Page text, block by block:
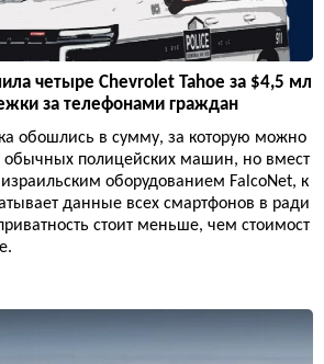
четыре Chevrolet Tahoe за $4,5 мл
за телефонами граждан
обошлись в сумму, за которую можно
обычных полицейских машин, но вмест
оборудованием FalcoNet, к
данные всех смартфонов в ради
стоит меньше, чем стоимост